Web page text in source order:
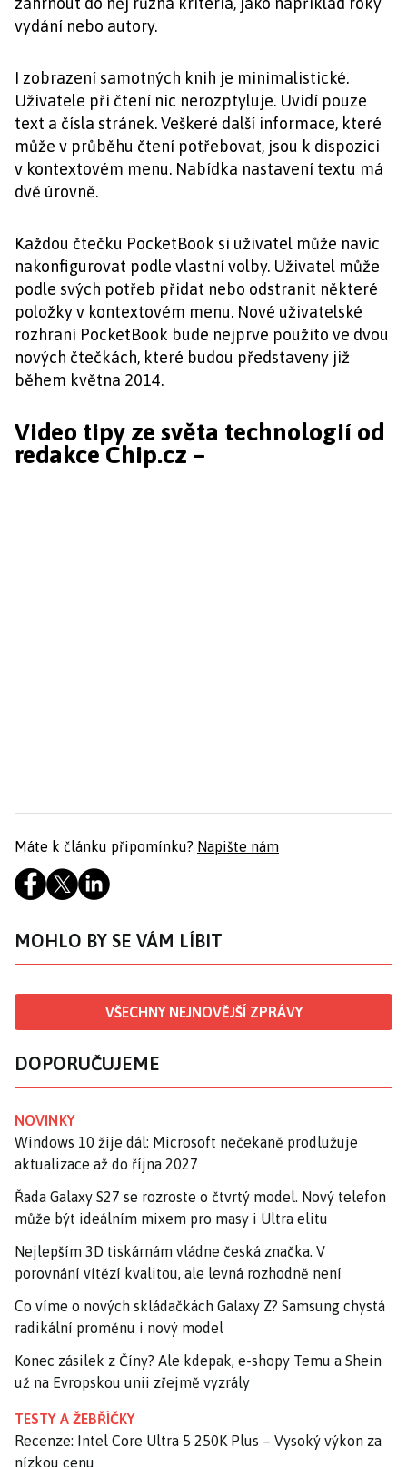
vydání nebo autory.
I zobrazení samotných knih je minimalistické.
Uživatele při čtení nic nerozptyluje. Uvidí pouze
text a čísla stránek. Veškeré další informace, které
může v průběhu čtení potřebovat, jsou k dispozici
v kontextovém menu. Nabídka nastavení textu má
dvě úrovně.
Každou čtečku PocketBook si uživatel může navíc
nakonfigurovat podle vlastní volby. Uživatel může
podle svých potřeb přidat nebo odstranit některé
položky v kontextovém menu. Nové uživatelské
rozhraní PocketBook bude nejprve použito ve dvou
nových čtečkách, které budou představeny již
během května 2014.
Video tipy ze světa technologií od
redakce Chip.cz –
Máte k článku připomínku? Napište nám
MOHLO BY SE VÁM LÍBIT
VŠECHNY NEJNOVĚJŠÍ ZPRÁVY
DOPORUČUJEME
NOVINKY
Windows 10 žije dál: Microsoft nečekaně prodlužuje
aktualizace až do října 2027
Řada Galaxy S27 se rozroste o čtvrtý model. Nový telefon
může být ideálním mixem pro masy i Ultra elitu
Nejlepším 3D tiskárnám vládne česká značka. V
porovnání vítězí kvalitou, ale levná rozhodně není
Co víme o nových skládačkách Galaxy Z? Samsung chystá
radikální proměnu i nový model
Konec zásilek z Číny? Ale kdepak, e-shopy Temu a Shein
už na Evropskou unii zřejmě vyzrály
TESTY A ŽEBŘÍČKY
Recenze: Intel Core Ultra 5 250K Plus – Vysoký výkon za
nízkou cenu